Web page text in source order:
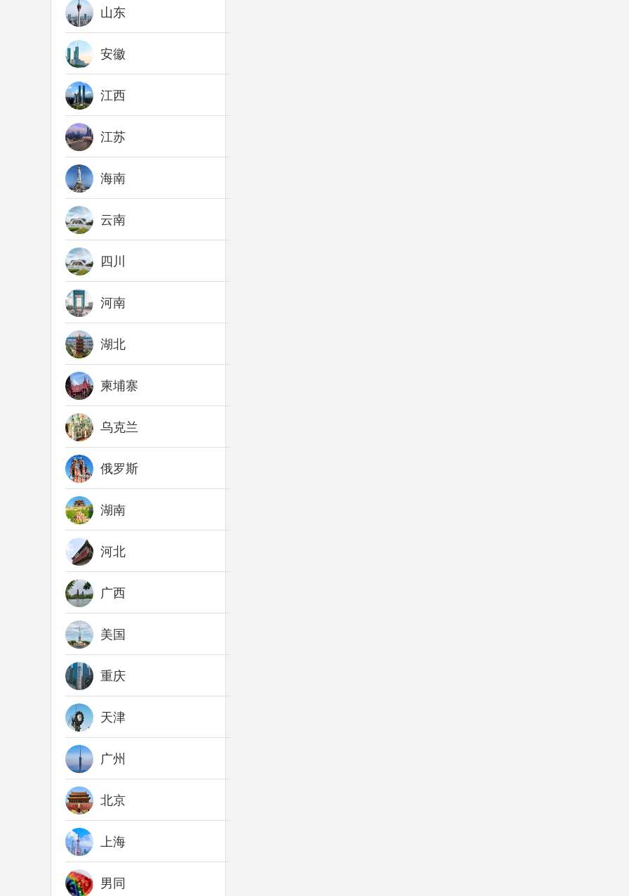
山东
安徽
江西
江苏
海南
云南
四川
河南
湖北
柬埔寨
乌克兰
俄罗斯
湖南
河北
广西
美国
重庆
天津
广州
北京
上海
男同